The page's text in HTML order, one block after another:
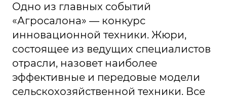
Одно из главных событий
«Агросалона» — конкурс
инновационной техники. Жюри,
состоящее из ведущих специалистов
отрасли, назовет наиболее
эффективные и передовые модели
сельскохозяйственной техники. Все